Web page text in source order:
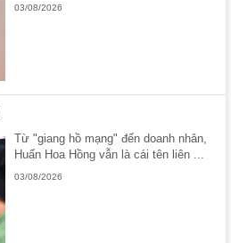
03/08/2026
Từ "giang hồ mạng" đến doanh nhân,
Huấn Hoa Hồng vẫn là cái tên liên ...
03/08/2026